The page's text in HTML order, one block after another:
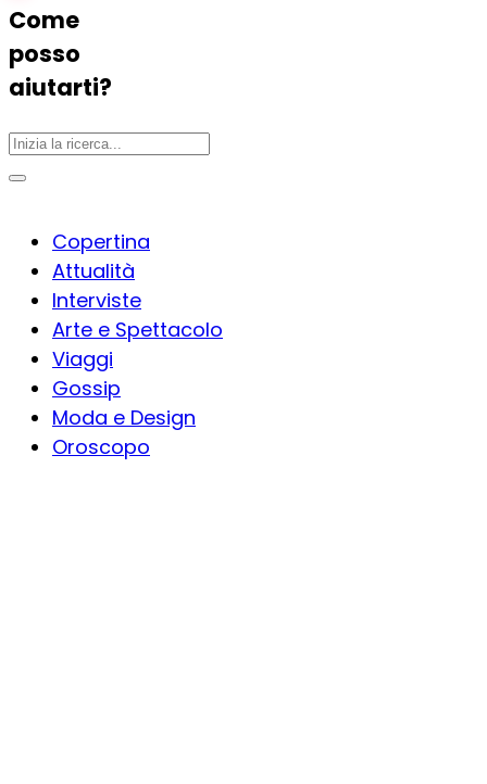
Come
posso
aiutarti?
Copertina
Attualità
Interviste
Arte e Spettacolo
Viaggi
Gossip
Moda e Design
Oroscopo